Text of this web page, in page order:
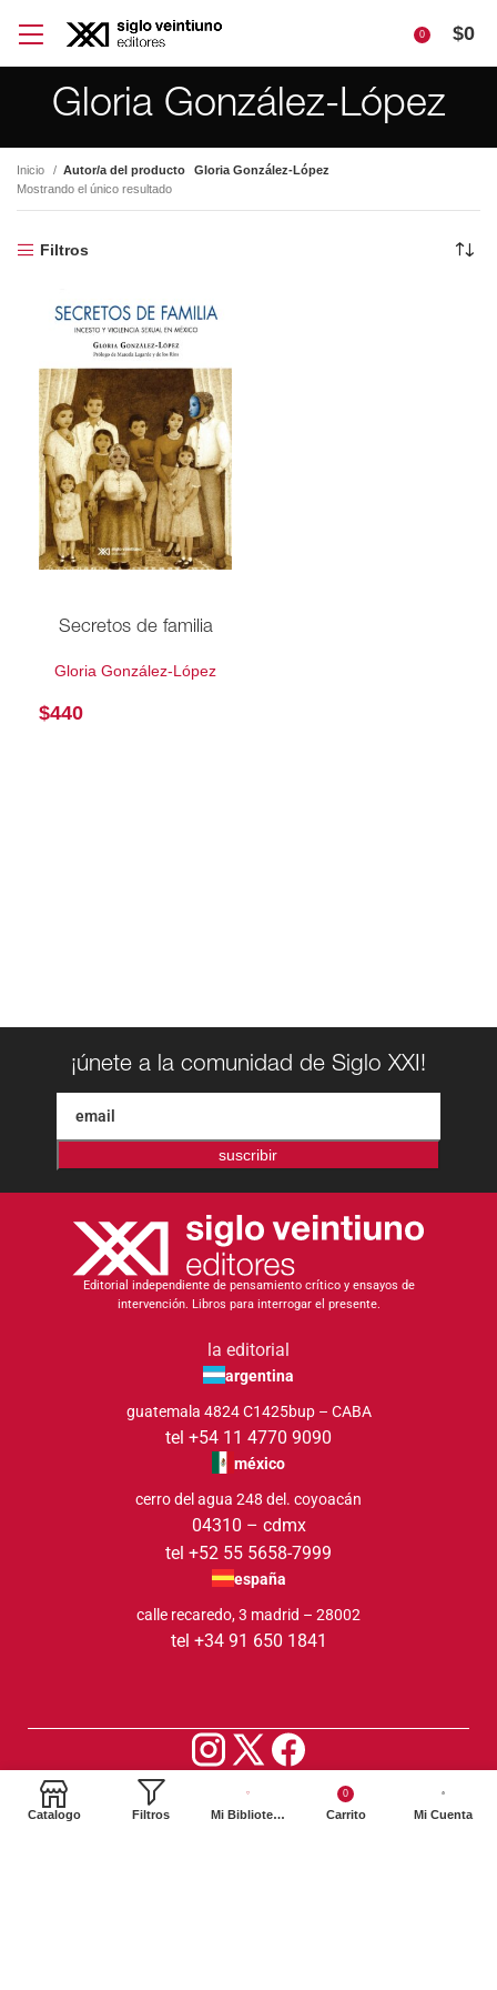
0 $0
Gloria González-López
Inicio Autor/a del producto
Gloria González-López
Mostrando el único resultado
Filtros
Secretos de familia
Gloria González-López
$440
¡únete a la comunidad de Siglo XXI!
suscribir
Editorial independiente de pensamiento crítico y ensayos de
intervención. Libros para interrogar el presente.
la editorial
argentina
guatemala 4824 C1425bup – CABA
tel +54 11 4770 9090
méxico
cerro del agua 248 del. coyoacán
04310 – cdmx
tel +52 55 5658-7999
españa
calle recaredo, 3 madrid – 28002
tel +34 91 650 1841
2024. Siglo XXI Editores Argentina ©️. Todos los derechos
reservados
Catalogo Filtros Mi Biblioteca
0
Carrito Mi Cuenta